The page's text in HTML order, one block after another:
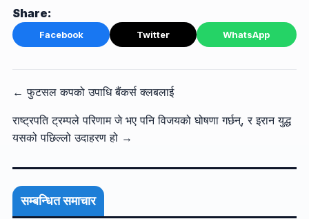
Share:
Facebook Twitter WhatsApp
← फुटसल कपको उपाधि बैंकर्स क्लबलाई
राष्ट्रपति ट्रम्पले परिणाम जे भए पनि विजयको घोषणा गर्छन्, र इरान युद्ध
यसको पछिल्लो उदाहरण हो →
सम्बन्धित समाचार